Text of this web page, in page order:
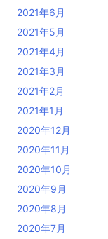
2021年6月
2021年5月
2021年4月
2021年3月
2021年2月
2021年1月
2020年12月
2020年11月
2020年10月
2020年9月
2020年8月
2020年7月